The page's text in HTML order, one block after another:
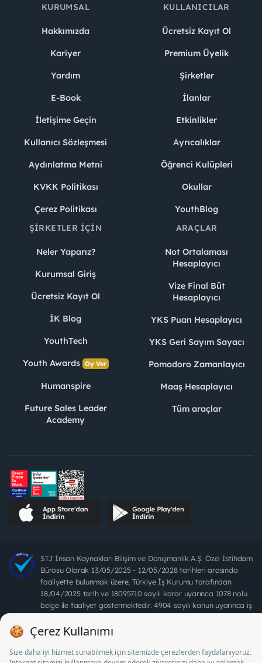
KURUMSAL
Hakkımızda
Kariyer
Yardım
E-Book
İletişime Geçin
Kullanıcı Sözleşmesi
Aydınlatma Metni
KVKK Politikası
Çerez Politikası
KULLANICILAR
Ücretsiz Kayıt Ol
Premium Üyelik
Şirketler
İlanlar
Etkinlikler
Ayrıcalıklar
Öğrenci Kulüpleri
Okullar
YouthBlog
ŞIRKETLER İÇIN
Neler Yaparız?
Kurumsal Giriş
Ücretsiz Kayıt Ol
İK Blog
YouthTech
Youth Awards Oy Ver
Humanspire
Future Sales Leader
Academy
ARAÇLAR
Not Ortalaması
Hesaplayıcı
Vize Final Büt
Hesaplayıcı
YKS Puan Hesaplayıcı
YKS Geri Sayım Sayacı
Pomodoro Zamanlayıcı
Maaş Hesaplayıcı
Tüm araçlar
STJ İnsan Kaynakları Bilişim ve Danışmanlık A.Ş. Özel İstihdam
Bürosu Olarak 13/05/2025 - 12/05/2028 tarihleri arasında
faaliyette bulunmak üzere, Türkiye İş Kurumu tarafından
18/04/2025 tarih ve 18095710 sayılı karar uyarınca 1078 nolu
belge ile faaliyet göstermektedir. 4904 sayılı kanun uyarınca iş